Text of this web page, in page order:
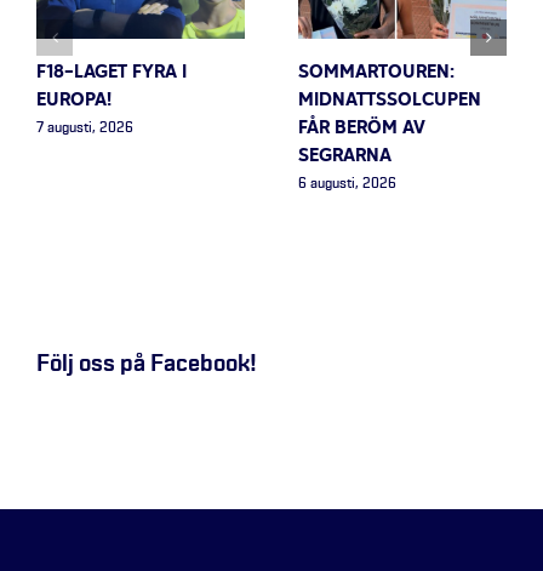
F18-LAGET FYRA I
EUROPA!
7 augusti, 2026
SOMMARTOUREN:
MIDNATTSSOLCUPEN
FÅR BERÖM AV
SEGRARNA
6 augusti, 2026
Följ oss på Facebook!